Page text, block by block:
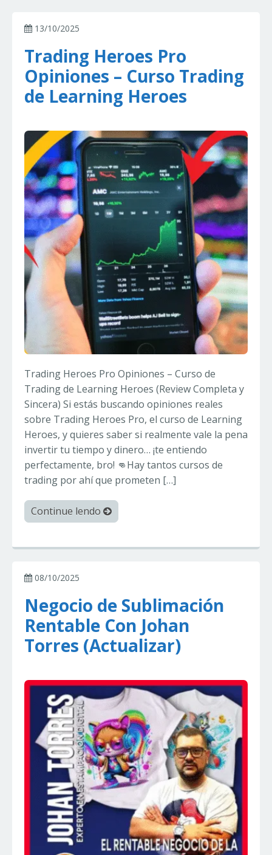
13/10/2025
Trading Heroes Pro
Opiniones – Curso Trading
de Learning Heroes
Trading Heroes Pro Opiniones – Curso de
Trading de Learning Heroes (Review Completa y
Sincera) Si estás buscando opiniones reales
sobre Trading Heroes Pro, el curso de Learning
Heroes, y quieres saber si realmente vale la pena
invertir tu tiempo y dinero… ¡te entiendo
perfectamente, bro! 👊Hay tantos cursos de
trading por ahí que prometen […]
Continue lendo
08/10/2025
Negocio de Sublimación
Rentable Con Johan
Torres (Actualizar)